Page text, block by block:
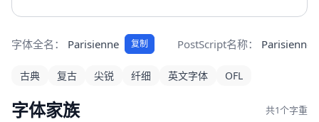
字体全名： Parisienne 复制 PostScript名称： Parisienne
古典 复古 尖锐 纤细 英文字体 OFL
字体家族 共1个字重